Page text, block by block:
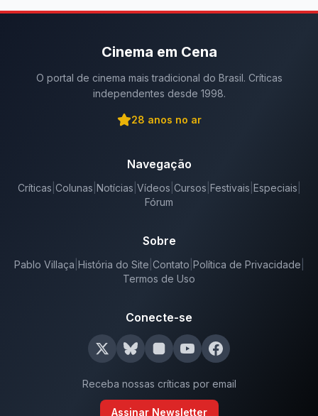
Cinema em Cena
O portal de cinema mais tradicional do Brasil. Críticas
independentes desde 1998.
28 anos no ar
Navegação
Críticas Colunas Notícias Vídeos Cursos Festivais Especiais
Fórum
Sobre
Pablo Villaça História do Site Contato Política de Privacidade
Termos de Uso
Conecte-se
Receba nossas críticas por email
Assinar Newsletter